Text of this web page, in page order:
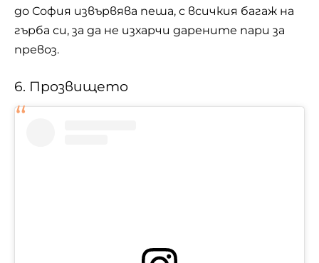
до София извървява пеша, с всичкия багаж на
гърба си, за да не изхарчи дарените пари за
превоз.
6. Прозвището